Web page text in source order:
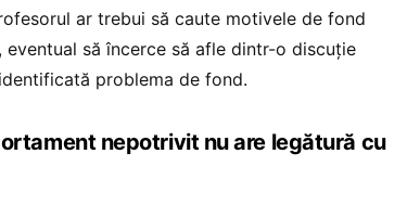
ar trebui să caute motivele de fond
să încerce să afle dintr-o discuție
problema de fond.
nepotrivit nu are legătură cu